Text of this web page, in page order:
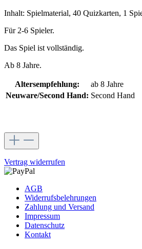
Inhalt: Spielmaterial, 40 Quizkarten, 1
Für 2-6 Spieler.
Das Spiel ist vollständig.
Ab 8 Jahre.
Altersempfehlung:
ab 8 Jahre
Neuware/Second Hand: Second Hand
Vertrag widerrufen
AGB
Widerrufsbelehrungen
Zahlung und Versand
Impressum
Datenschutz
Kontakt